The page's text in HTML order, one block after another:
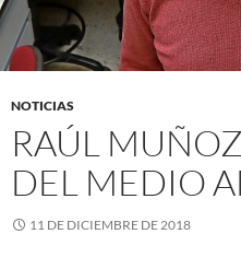
NOTICIAS
RAÚL
DEL MEDIO
11 DE DICIEMBRE DE 2018